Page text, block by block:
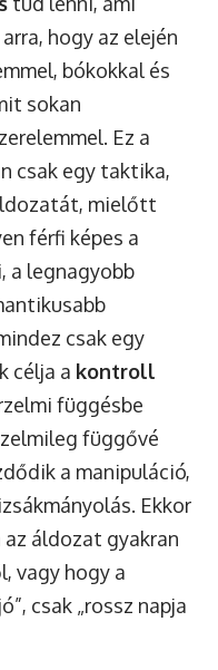
hogy az elején
bókokkal és
sokan
Ez a
csak egy taktika,
mielőtt
férfi képes a
a legnagyobb
csak egy
célja a kontroll
függésbe
függővé
a manipuláció,
Ekkor
az áldozat gyakran
vagy hogy a
csak „rossz napja